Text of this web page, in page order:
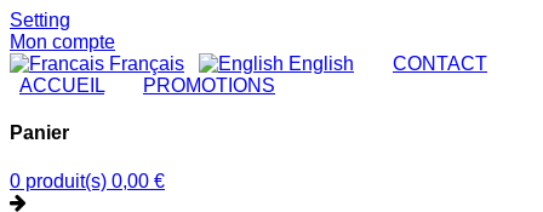
Setting
Mon compte
Français
English CONTACT
ACCUEIL
PROMOTIONS
Panier
0 produit(s) 0,00 €